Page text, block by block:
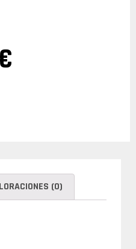
(0)